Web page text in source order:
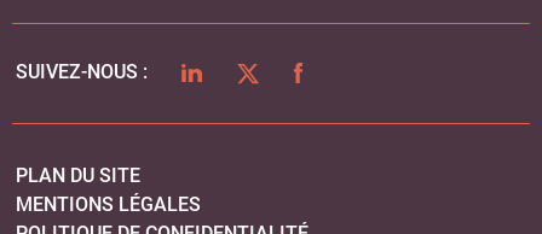
SUIVEZ-NOUS : LINKEDINTWITTERFACEBOOK
PLAN DU SITE
MENTIONS LÉGALES